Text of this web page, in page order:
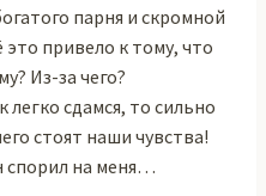
парня и скромной
это привело к тому, что
Из-за чего?
легко сдамся, то сильно
стоят наши чувства!
спорил на меня…